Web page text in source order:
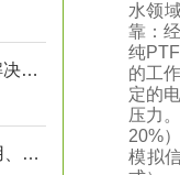
wika双金属温度计的常见故障及解决方法
一文读懂KSR磁翻板液位计，应用、操作与养护
水领
靠：
纯
的工
定的
压力
20%
模拟